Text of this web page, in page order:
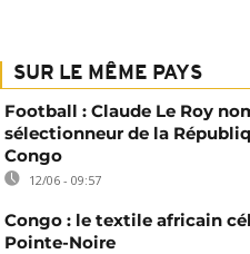
SUR LE MÊME PAYS
Football : Claude Le Roy
sélectionneur de la
Congo
12/06 - 09:57
Congo : le textile africain
Pointe-Noire